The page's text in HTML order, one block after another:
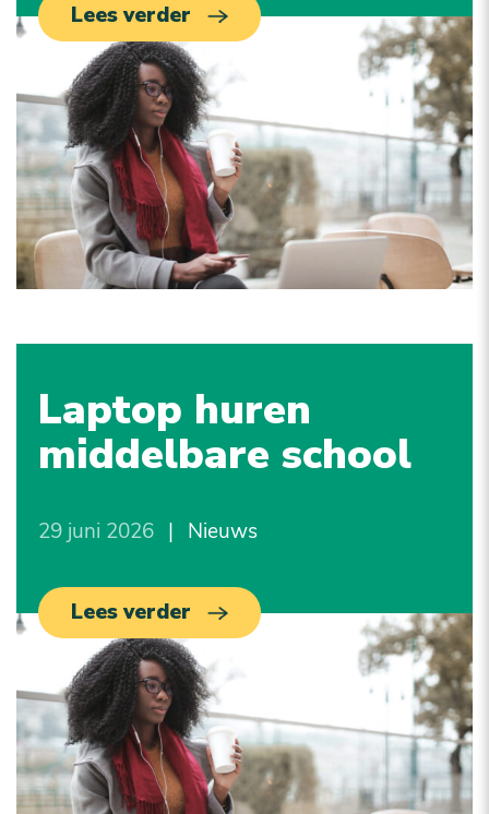
Lees verder
Laptop huren
middelbare school
29 juni 2026 | Nieuws
Lees verder